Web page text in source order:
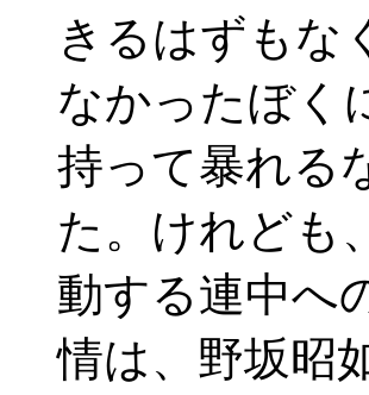
きるはずもな
なかったぼく
持って暴れる
た。けれども
動する連中へ
情は、野坂昭